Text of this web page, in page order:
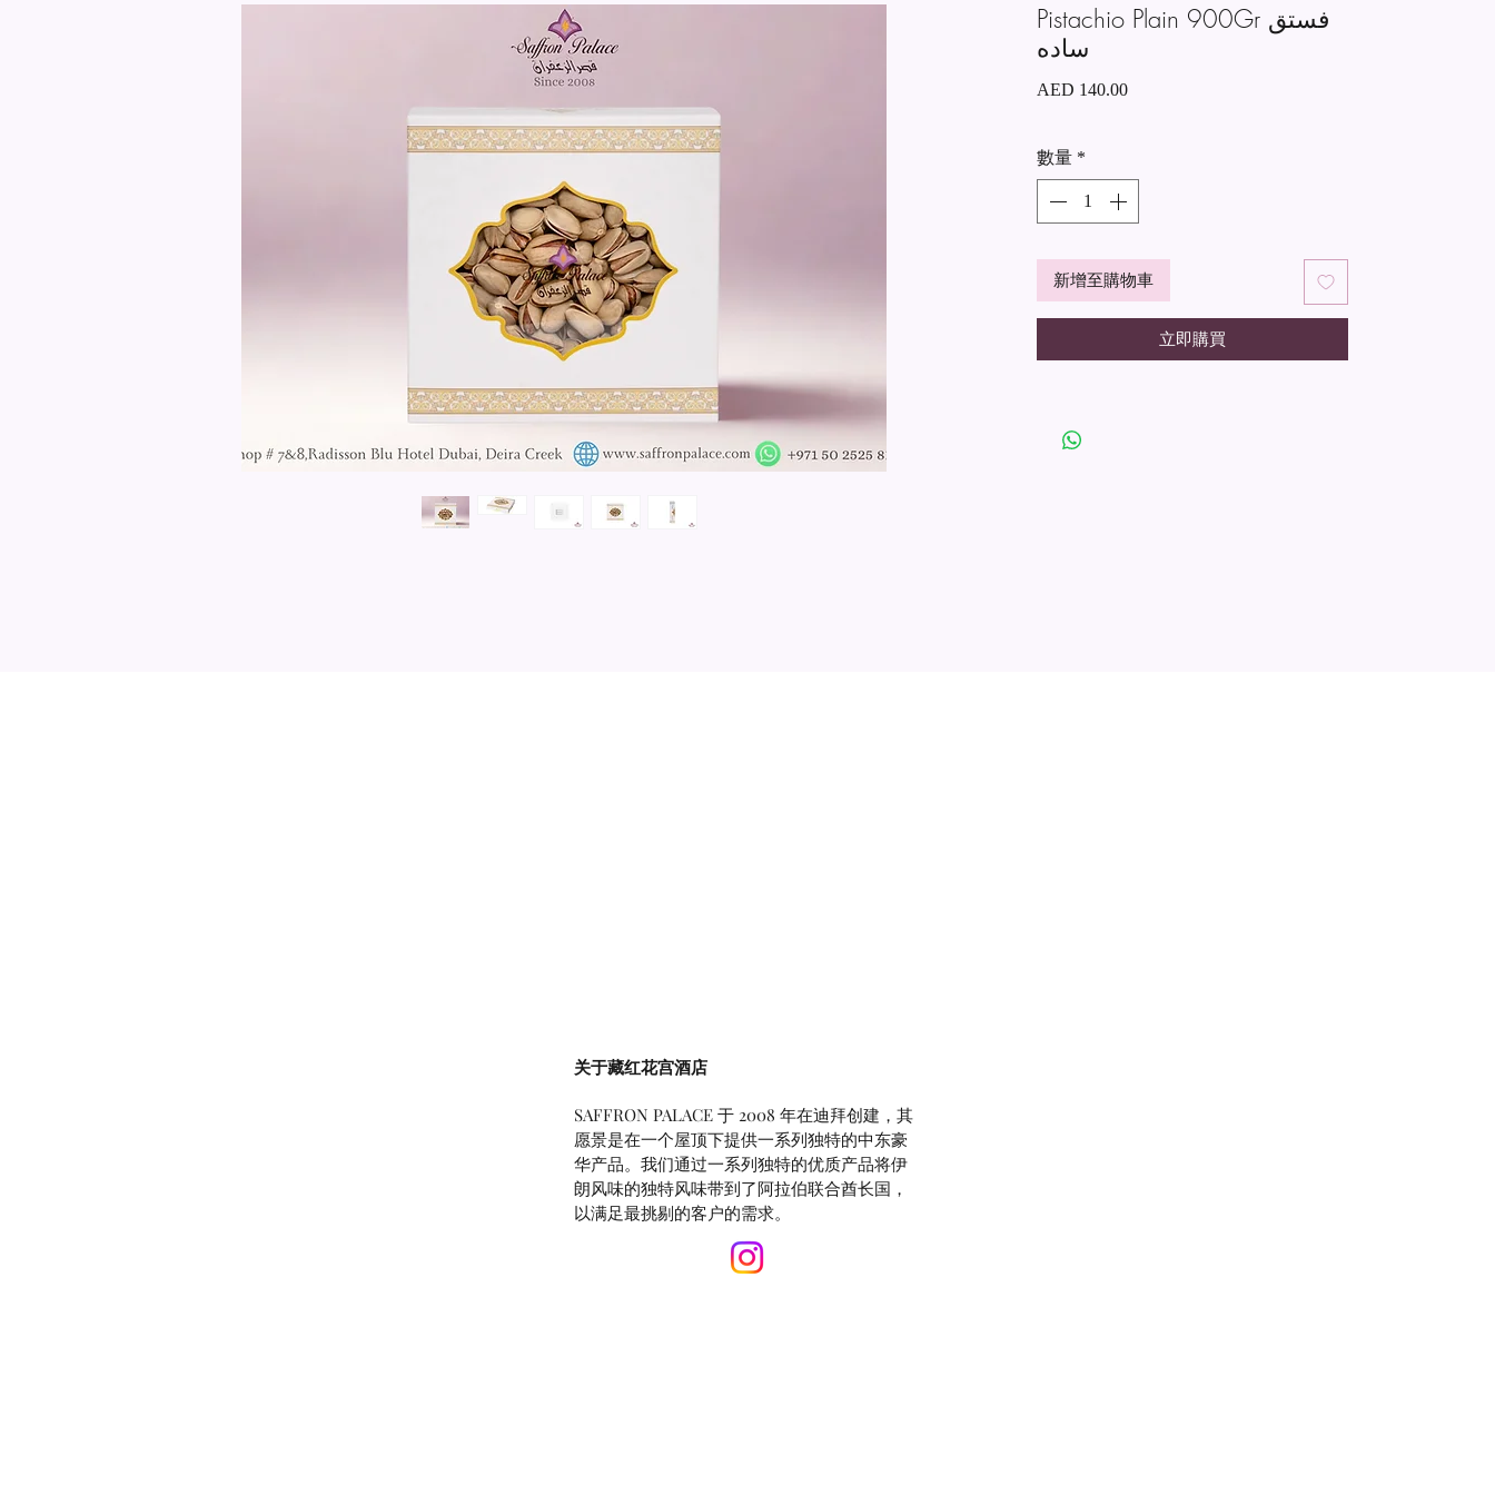
Pistachio Plain 900Gr فستق
ساده
AED 140.00價
數量 *
新增至購物車
立即購買
关于藏红花宫酒店
SAFFRON PALACE 于 2008 年在迪拜创建，其
愿景是在一个屋顶下提供一系列独特的中东豪
华产品。我们通过一系列独特的优质产品将伊
朗风味的独特风味带到了阿拉伯联合酋长国，
以满足最挑剔的客户的需求。